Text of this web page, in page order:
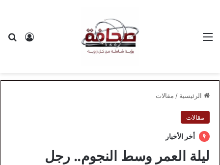
الرئيسية / مقالات
مقالات
أخر الأخبار
ليلة العمر وسط النجوم.. رجل